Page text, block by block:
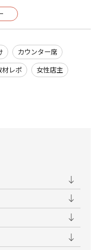
カウンター席
材レポ
女性店主